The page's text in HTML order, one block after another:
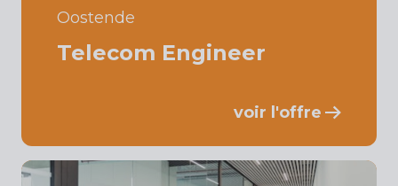
Oostende
Telecom Engineer
voir l'offre